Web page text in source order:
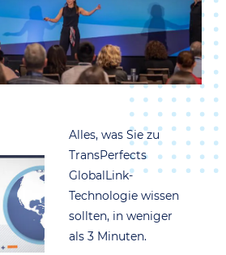
Alles, was Sie zu
TransPerfects
GlobalLink-
Technologie wissen
sollten, in weniger
als 3 Minuten.